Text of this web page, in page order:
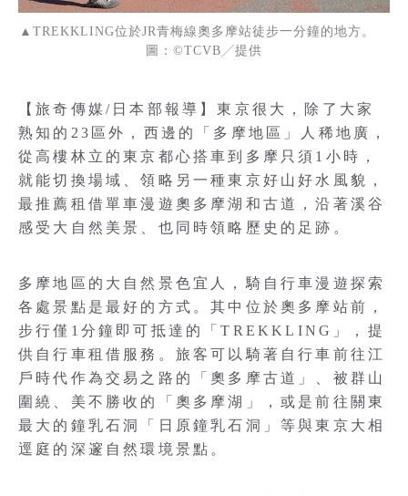
▲TREKKLING位於JR青梅線奧多摩站徒步一分鐘的地方。
圖：©TCVB╱提供
【旅奇傳媒/日本部報導】東京很大，除了大家
熟知的23區外，西邊的「多摩地區」人稀地廣，
從高樓林立的東京都心搭車到多摩只須1小時，
就能切換場域、領略另一種東京好山好水風貌，
最推薦租借單車漫遊奧多摩湖和古道，沿著溪谷
感受大自然美景、也同時領略歷史的足跡。
多摩地區的大自然景色宜人，騎自行車漫遊探索
各處景點是最好的方式。其中位於奧多摩站前，
步行僅1分鐘即可抵達的「TREKKLING」，提
供自行車租借服務。旅客可以騎著自行車前往江
戶時代作為交易之路的「奧多摩古道」、被群山
圍繞、美不勝收的「奧多摩湖」，或是前往關東
最大的鐘乳石洞「日原鐘乳石洞」等與東京大相
逕庭的深邃自然環境景點。